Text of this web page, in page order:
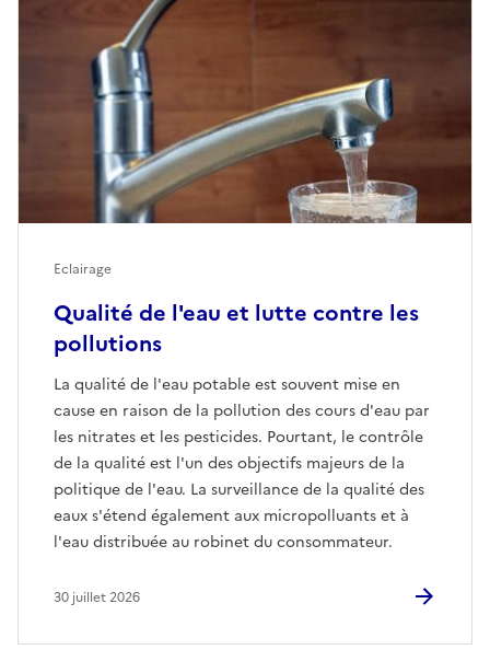
Qualité de l'eau et lutte contre les
pollutions
La qualité de l'eau potable est souvent mise en
cause en raison de la pollution des cours d'eau par
les nitrates et les pesticides. Pourtant, le contrôle
de la qualité est l'un des objectifs majeurs de la
politique de l'eau. La surveillance de la qualité des
eaux s'étend également aux micropolluants et à
l'eau distribuée au robinet du consommateur.
Eclairage
30 juillet 2026